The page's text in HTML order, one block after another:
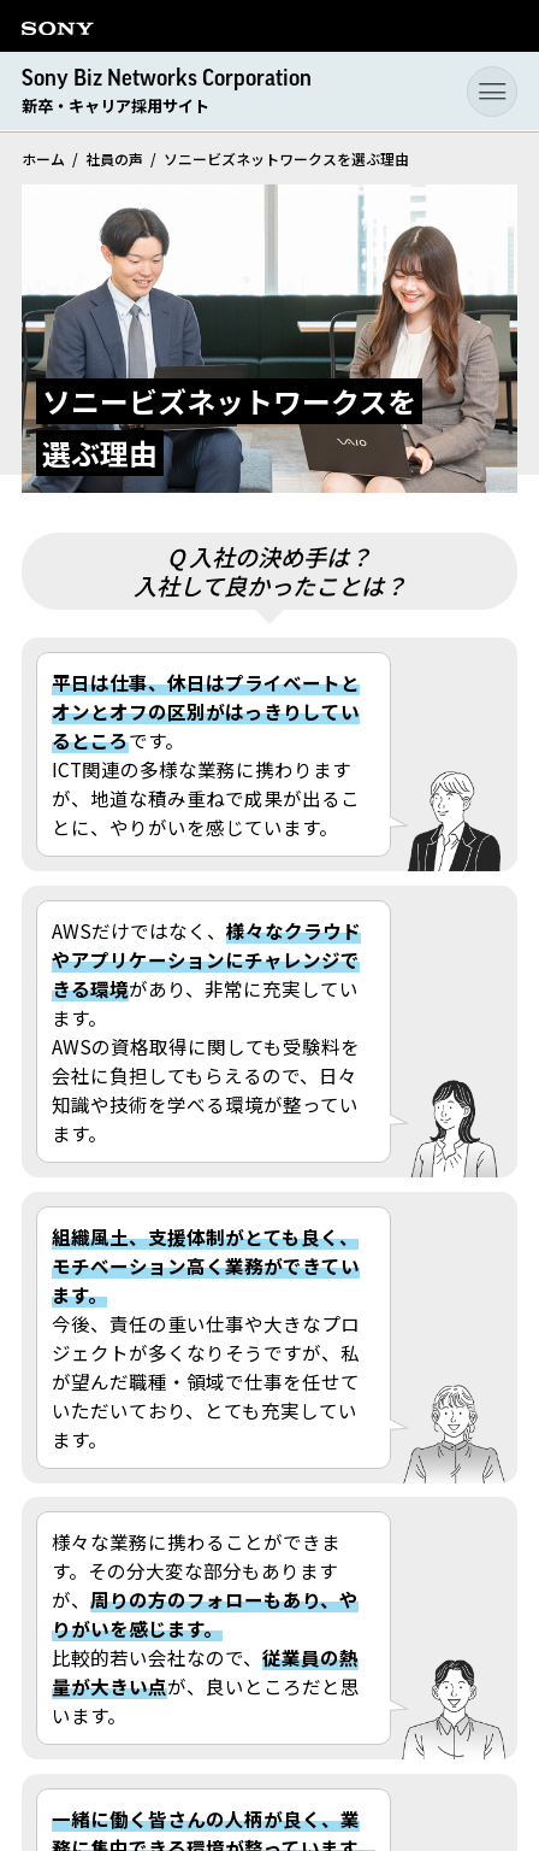
Sony Biz Networks Corporation
新卒・キャリア採用サイト
ホーム 社員の声 ソニービズネットワークスを選ぶ理由
ソニービズネットワークスを
選ぶ理由
Q 入社の決め手は？
入社して良かったことは？
平日は仕事、休日はプライベートと
オンとオフの区別がはっきりしてい
るところです。
ICT関連の多様な業務に携わります
が、地道な積み重ねで成果が出るこ
とに、やりがいを感じています。
AWSだけではなく、 様々なクラウド
やアプリケーションにチャレンジで
きる環境があり、非常に充実してい
ます。
AWSの資格取得に関しても受験料を
会社に負担してもらえるので、日々
知識や技術を学べる環境が整ってい
ます。
組織風土、支援体制がとても良く、
モチベーション高く業務ができてい
ます。
今後、責任の重い仕事や大きなプロ
ジェクトが多くなりそうですが、私
が望んだ職種・領域で仕事を任せて
いただいており、とても充実してい
ます。
様々な業務に携わることができま
す。その分大変な部分もあります
が、 周りの方のフォローもあり、や
りがいを感じます。
比較的若い会社なので、 従業員の熱
量が大きい点が、良いところだと思
います。
一緒に働く皆さんの人柄が良く、業